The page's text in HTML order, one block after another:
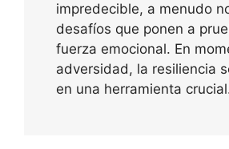
impredecible, a menudo
desafíos que ponen a
fuerza emocional. En
adversidad, la resiliencia
en una herramienta